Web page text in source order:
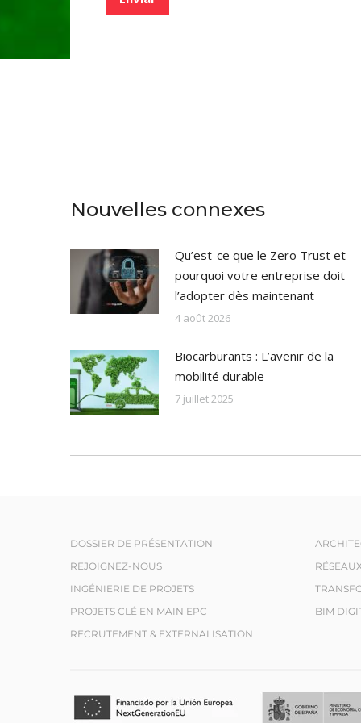
e
n
Nouvelles connexes
Qu’est-ce que le Zero Trust et
pourquoi votre entreprise doit
l’adopter dès maintenant
4 août 2026
Biocarburants : L’avenir de la
mobilité durable
7 juillet 2025
DOSSIER DE PRÉSENTATION
REJOIGNEZ-NOUS
INGÉNIERIE DE PROJETS
PROJETS CLÉ EN MAIN EPC
RECRUTEMENT & EXTERNALISATION
BIM